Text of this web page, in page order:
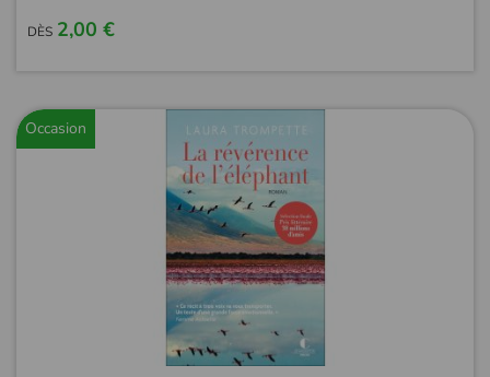
DÈS 2,00 €
Occasion